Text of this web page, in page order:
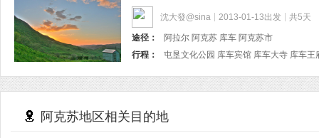
沈大發@sina 2013-01-13出发 共5天
途径：
阿拉尔 阿克苏 库车 阿克苏市
行程：
阿克苏地区相关目的地